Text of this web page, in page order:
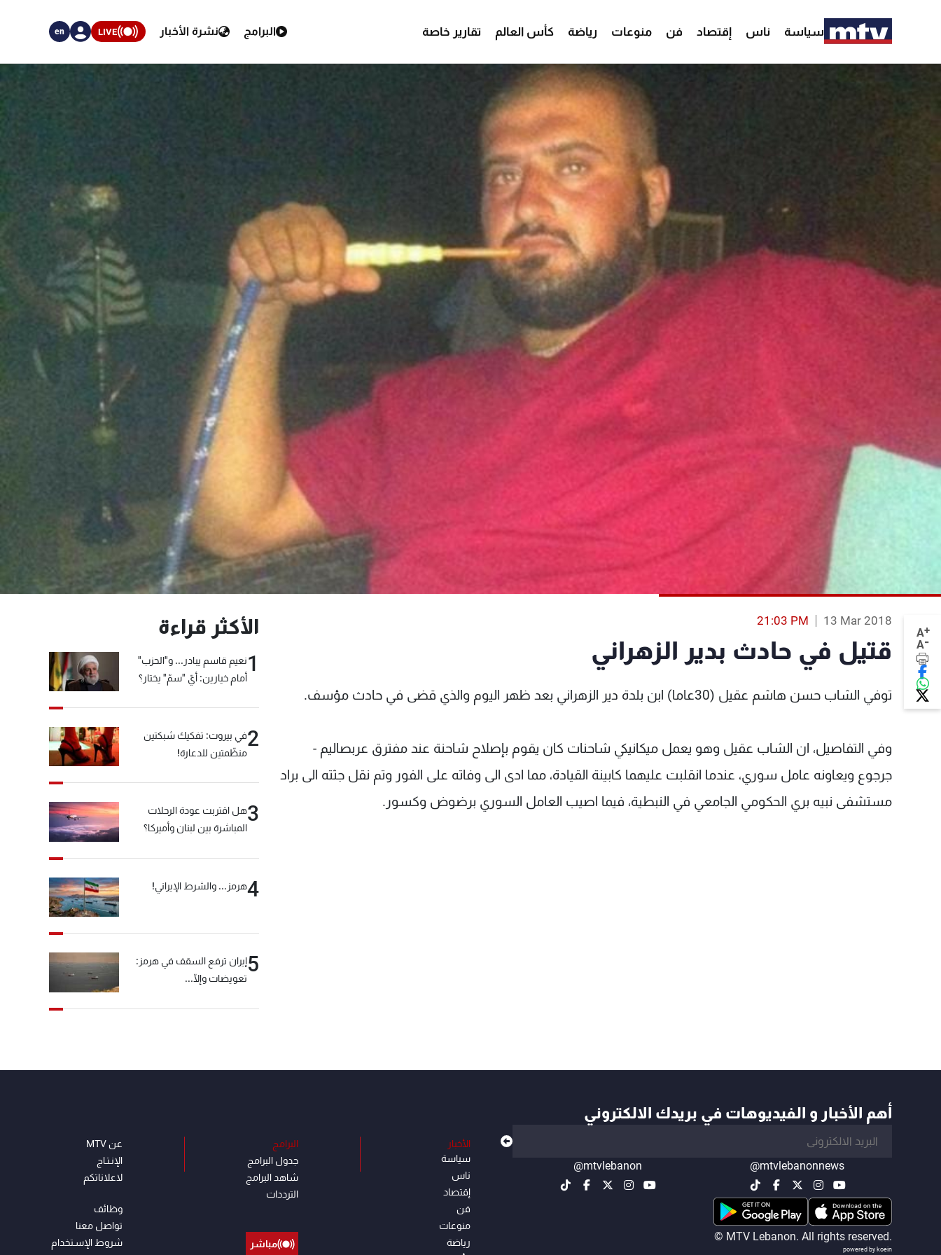
سياسة ناس إقتصاد فن منوعات رياضة كأس العالم تقارير خاصة البرامج نشرة الأخبار LIVE
en
A+
A-
13 Mar 2018
21:03 PM
قتيل في حادث بدير الزهراني
توفي الشاب حسن هاشم عقيل (30عاما) ابن بلدة دير الزهراني بعد ظهر اليوم والذي قضى في حادث مؤسف.
وفي التفاصيل، ان الشاب عقيل وهو يعمل ميكانيكي شاحنات كان يقوم بإصلاح شاحنة عند مفترق عربصاليم -
جرجوع ويعاونه عامل سوري، عندما انقلبت عليهما كابينة القيادة، مما ادى الى وفاته على الفور وتم نقل جثته الى براد
مستشفى نبيه بري الحكومي الجامعي في النبطية، فيما اصيب العامل السوري برضوض وكسور.
الأكثر قراءة
1نعيم قاسم يبادر... و"الحزب"
أمام خيارين: أيّ "سمّ" يختار؟
2في بيروت: تفكيك شبكتين
منظّمتين للدعارة!
3هل اقتربت عودة الرحلات
المباشرة بين لبنان وأميركا؟
4هرمز... والشرط الإيراني!
5إيران ترفع السقف في هرمز:
تعويضات وإلّا...
أهم الأخبار و الفيديوهات في بريدك الالكتروني
@mtvlebanonnews
@mtvlebanon
© MTV Lebanon. All rights reserved.
powered by koein
الأخبار
سياسة
ناس
إقتصاد
فن
منوعات
رياضة
البرامج
جدول البرامج
شاهد البرامج
الترددات
مباشر
عن MTV
الإنـتـاج
لاعلاناتكم
وظائف
تواصل معنا
شروط الإسـتخدام